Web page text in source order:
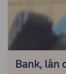
Bank, lån